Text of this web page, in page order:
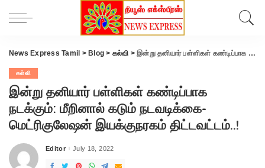
News Express Tamil > Blog > கல்வி >இன்று தனியார் பள்ளிகள் கண்டிப்பாக நடக்கும்: மீறினால் கடும் நடவடிக்கை- மெட்ரிகுலேஷன் இயக்குநரகம் திட்டவட்டம்..!
கல்வி
இன்று தனியார் பள்ளிகள் கண்டிப்பாக
நடக்கும்: மீறினால் கடும் நடவடிக்கை-
மெட்ரிகுலேஷன் இயக்குநரகம் திட்டவட்டம்..!
Posted
Editor July 18, 2022